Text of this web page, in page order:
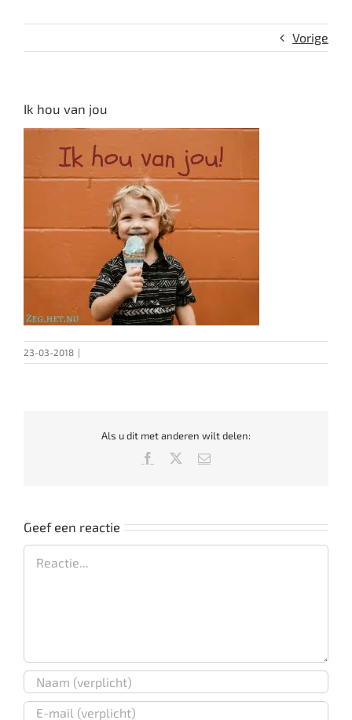
Vorige
Ik hou van jou
23-03-2018 |
Als u dit met anderen wilt delen:
Facebook
E-
Geef een reactie
Reactie